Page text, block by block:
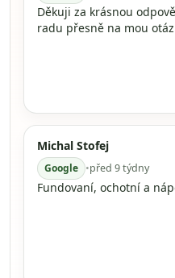
Děkuji za krásnou
radu přesně na mou
Michal Stofej
Google •před 9 týdny
Fundovaní, ochotní a